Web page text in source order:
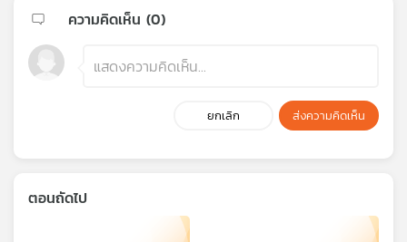
ความคิดเห็น (0)
ยกเลิก ส่งความคิดเห็น
ตอนถัดไป